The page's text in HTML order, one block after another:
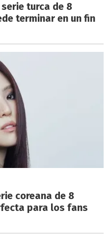
turca de 8
terminar en un fin
coreana de 8
para los fans